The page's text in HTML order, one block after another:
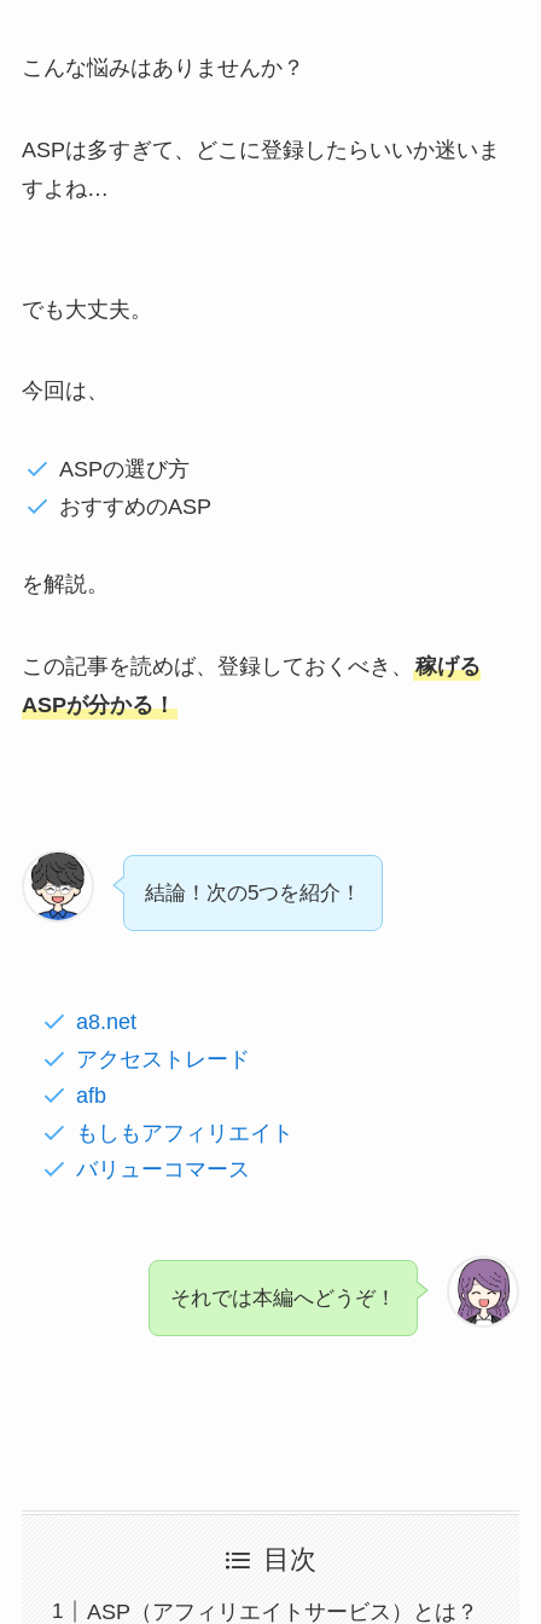
こんな悩みはありませんか？
ASPは多すぎて、どこに登録したらいいか迷いま
すよね…
でも大丈夫。
今回は、
ASPの選び方
おすすめのASP
を解説。
この記事を読めば、 登録しておくべき、 稼げる
ASPが分かる！
結論！次の5つを紹介！
a8.net
アクセストレード
afb
もしもアフィリエイト
バリューコマース
それでは本編へどうぞ！
目次
ASP（アフィリエイトサービス）とは？